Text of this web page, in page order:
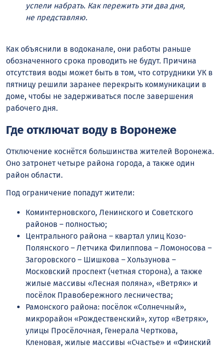
успели набрать. Как пережить эти два дня,
не представляю.
Как объяснили в водоканале, они работы раньше
обозначенного срока проводить не будут. Причина
отсутствия воды может быть в том, что сотрудники УК в
пятницу решили заранее перекрыть коммуникации в
доме, чтобы не задерживаться после завершения
рабочего дня.
Где отключат воду в Воронеже
Отключение коснётся большинства жителей Воронежа.
Оно затронет четыре района города, а также один
район области.
Под ограничение попадут жители:
Коминтерновского, Ленинского и Советского
районов – полностью;
Центрального района – квартал улиц Козо-
Полянского – Летчика Филиппова – Ломоносова –
Загоровского – Шишкова – Хользунова –
Московский проспект (четная сторона), а также
жилые массивы «Лесная поляна», «Ветряк» и
посёлок Правобережного лесничества;
Рамонского района: посёлок «Солнечный»,
микрорайон «Рождественский», хутор «Ветряк»,
улицы Просёлочная, Генерала Черткова,
Кленовая, жилые массивы «Счастье» и «Финский